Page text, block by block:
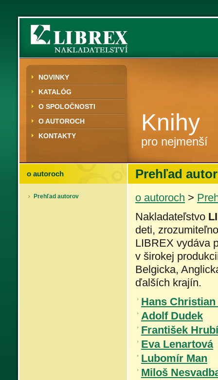
Knihy
pro nejmenší
NOVINKY
KATALÓG
O SPOLOČNOSTI
O AUTOROCH
KONTAKTY
o autoroch
Prehľad autorov
Prehľad
o autoroch >
Nakladateľstvo
deti,
LIBREX vydáva
v širokej
Belgicka,
ďalších krajín.
Hans
Adolf Dudek
František
Eva Lenartová
Lubomír Man
Miloš